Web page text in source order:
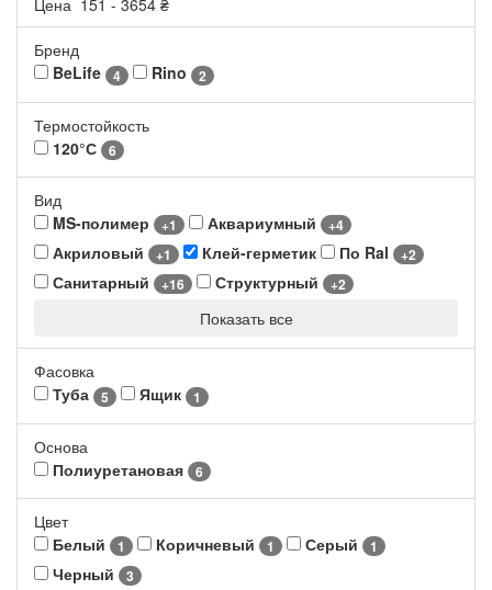
Цена 151 - 3654 ₴
Бренд
BeLife
4 Rino 2
Термостойкость
120°С
6
Вид
MS-полимер
+1 Аквариумный +4
Акриловый +1 Клей-герметик По Ral +2
Санитарный +16 Структурный +2
Показать все
Фасовка
Туба
5 Ящик 1
Основа
Полиуретановая
6
Цвет
Белый
1 Коричневый 1 Серый 1
Черный 3